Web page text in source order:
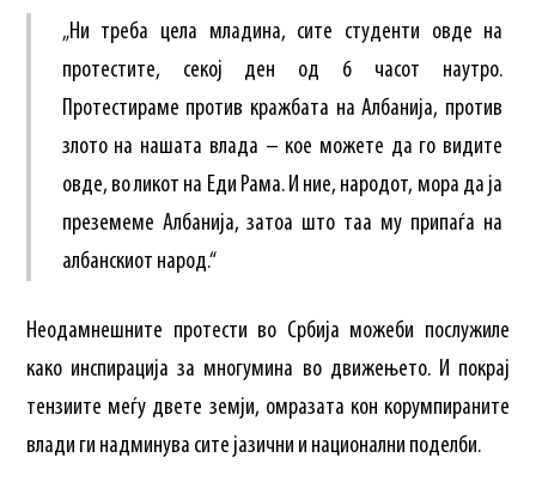
„Ни треба цела младина, сите студенти овде на
протестите, секој ден од 6 часот наутро.
Протестираме против кражбата на Албанија, против
злото на нашата влада – кое можете да го видите
овде, во ликот на Еди Рама. И ние, народот, мора да ја
преземеме Албанија, затоа што таа му припаѓа на
албанскиот народ.“
Неодамнешните протести во Србија можеби послужиле
како инспирација за многумина во движењето. И покрај
тензиите меѓу двете земји, омразата кон корумпираните
влади ги надминува сите јазични и национални поделби.